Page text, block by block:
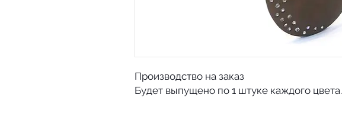
Производство на заказ
Будет выпущено по 1 штуке каждого цвета.